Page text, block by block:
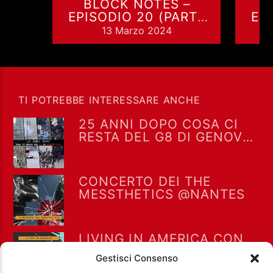
Gestisci Consenso
BLOCK NOTES –
EPISODIO 20 (PARTE
2): ABRUZZO, LO
“SWING STATE”
13 Marzo 2024
TI POTREBBE INTERESSARE ANCHE
25 ANNI DOPO COSA CI
RESTA DEL G8 DI GENOVA
CONCERTO DEI THE
MESSTHETICS @NANTES
LIVING IN AMERICA CON
ALESSIO RAMACCIONI E
SILVIA MINGUZZI